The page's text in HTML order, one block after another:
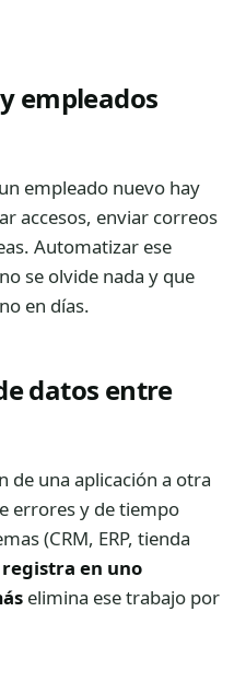
empleados
empleado nuevo hay
accesos, enviar correos
Automatizar ese
se olvide nada y que
en días.
datos entre
de una aplicación a otra
errores y de tiempo
(CRM, ERP, tienda
registra en uno
elimina ese trabajo por